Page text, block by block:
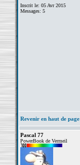
Inscrit le: 05 Avr 2015
Messages: 5
Revenir en haut de page
Pascal 77
PowerBook de Vermeil